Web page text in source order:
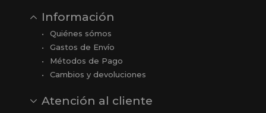
Información
Quiénes sómos
Gastos de Envío
Métodos de Pago
Cambios y devoluciones
Atención al cliente